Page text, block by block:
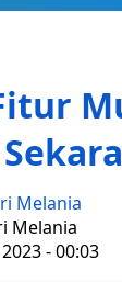
Melania
Melania
- 00:03